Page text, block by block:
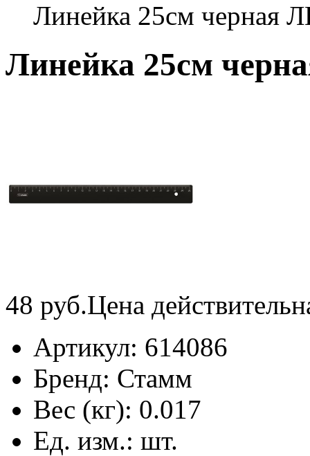
Линейка 25см черная
Линейка 25см
48 руб.Цена
Артикул: 614086
Бренд: Стамм
Вес (кг): 0.017
Ед. изм.: шт.